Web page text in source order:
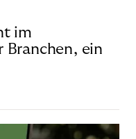
im
Branchen, ein